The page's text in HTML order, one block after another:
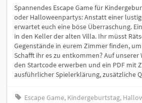
Spannendes Escape Game für
oder Halloweenpartys: Anstatt einer
erwartet euch eine böse Überraschung.
in den Keller der alten Villa. Ihr müsst
Gegenstände in eurem Zimmer finden,
Schafft ihr es zu entkommen? Auf unserer
den Startcode erwerben und ein PDF mit
ausführlicher Spielerklärung, zusätzliche
Escape Game, Kindergeburtstag,